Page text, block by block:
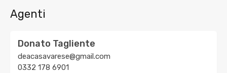
Agenti
Donato Tagliente
deacasavarese@gmail.com
0332 178 6901